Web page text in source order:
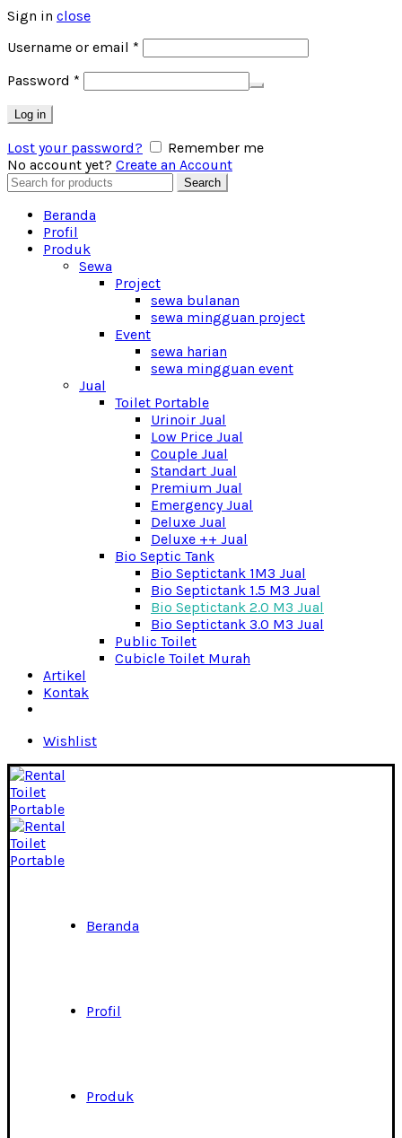
Sign in close
Username or email *
Password *
Log in
Lost your password?
Remember me
No account yet? Create an Account
Search
for:
Search
Beranda
Profil
Produk
Sewa
Project
sewa bulanan
sewa mingguan project
Event
sewa harian
sewa mingguan event
Jual
Toilet Portable
Urinoir Jual
Low Price Jual
Couple Jual
Standart Jual
Premium Jual
Emergency Jual
Deluxe Jual
Deluxe ++ Jual
Bio Septic Tank
Bio Septictank 1M3 Jual
Bio Septictank 1.5 M3 Jual
Bio Septictank 2.0 M3 Jual
Bio Septictank 3.0 M3 Jual
Public Toilet
Cubicle Toilet Murah
Artikel
Kontak
Wishlist
Beranda
Profil
Produk